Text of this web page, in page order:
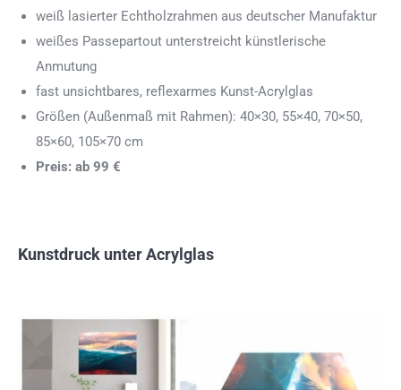
weiß lasierter Echtholzrahmen aus deutscher Manufaktur
weißes Passepartout unterstreicht künstlerische
Anmutung
fast unsichtbares, reflexarmes Kunst-Acrylglas
Größen (Außenmaß mit Rahmen): 40×30, 55×40, 70×50,
85×60, 105×70 cm
Preis: ab 99 €
Kunstdruck unter Acrylglas